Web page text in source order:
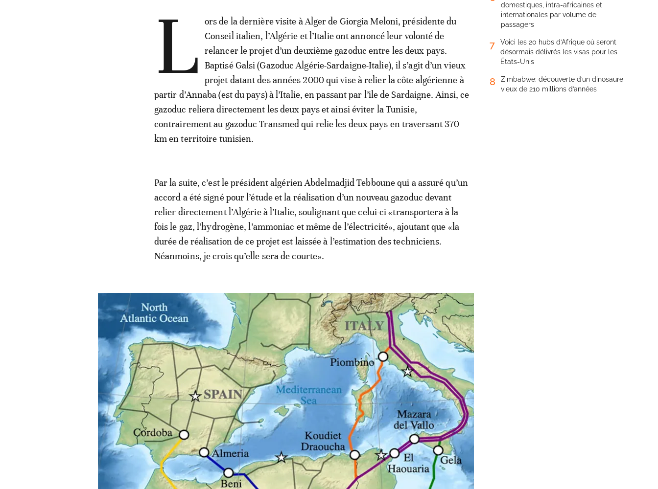
L
ors de la dernière visite à Alger de Giorgia Meloni, présidente du
Conseil italien, l’Algérie et l’Italie ont annoncé leur volonté de
relancer le projet d’un deuxième gazoduc entre les deux pays.
Baptisé Galsi (Gazoduc Algérie-Sardaigne-Italie), il s’agit d’un vieux
projet datant des années 2000 qui vise à relier la côte algérienne à
partir d’Annaba (est du pays) à l’Italie, en passant par l’ile de Sardaigne. Ainsi, ce
gazoduc reliera directement les deux pays et ainsi éviter la Tunisie,
contrairement au gazoduc Transmed qui relie les deux pays en traversant 370
km en territoire tunisien.
Par la suite, c’est le président algérien Abdelmadjid Tebboune qui a assuré qu’un
accord a été signé pour l’étude et la réalisation d’un nouveau gazoduc devant
relier directement l’Algérie à l’Italie, soulignant que celui-ci «transportera à la
fois le gaz, l’hydrogène, l’ammoniac et même de l’électricité», ajoutant que «la
durée de réalisation de ce projet est laissée à l’estimation des techniciens.
Néanmoins, je crois qu’elle sera de courte».
domestiques, intra-africaines et
internationales par volume de
passagers
7
Voici les 20 hubs d’Afrique où seront
désormais délivrés les visas pour les
États-Unis
8
Zimbabwe: découverte d’un dinosaure
vieux de 210 millions d’années